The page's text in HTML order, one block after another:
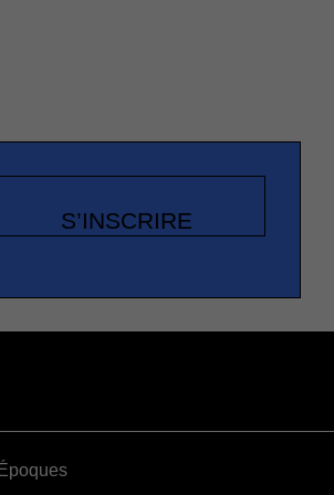
S’INSCRIRE
Époques